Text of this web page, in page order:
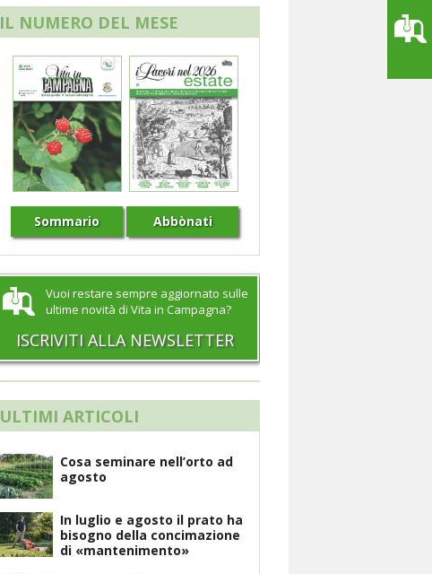
IL NUMERO DEL MESE
Sommario Abbònati
Vuoi restare sempre aggiornato sulle
ultime novità di Vita in Campagna?
ISCRIVITI ALLA NEWSLETTER
ULTIMI ARTICOLI
Cosa seminare nell’orto ad
agosto
In luglio e agosto il prato ha
bisogno della concimazione
di «mantenimento»